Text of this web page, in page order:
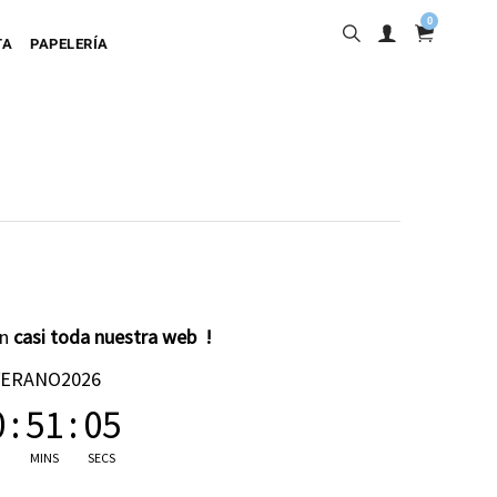
0
Adhesiva
Colgante
PAPELERÍA
casi toda nuestra web !
:51
MINS
: 04
SECS